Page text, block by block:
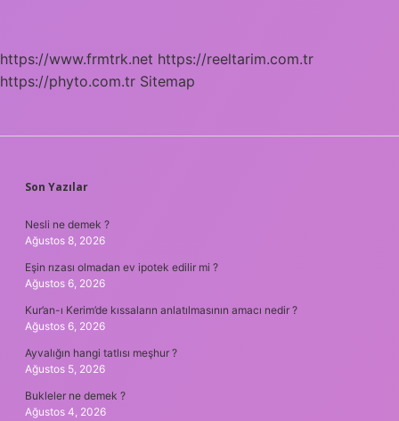
https://www.frmtrk.net https://reeltarim.com.tr
https://phyto.com.tr Sitemap
SIDEBAR
Son Yazılar
Nesli ne demek ?
Ağustos 8, 2026
Eşin rızası olmadan ev ipotek edilir mi ?
Ağustos 6, 2026
Kur’an-ı Kerim’de kıssaların anlatılmasının amacı nedir ?
Ağustos 6, 2026
Ayvalığın hangi tatlısı meşhur ?
Ağustos 5, 2026
Bukleler ne demek ?
Ağustos 4, 2026